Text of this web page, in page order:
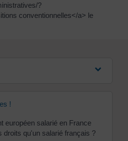
?
conventionnelles</a> le
!
européen salarié en France
droits qu'un salarié français ?